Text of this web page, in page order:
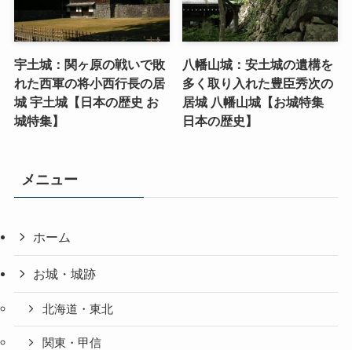
宇土城：関ヶ原の戦いで敗
れた西軍の将小西行長の居
城 宇土城【日本の歴史 お
城特集】
八幡山城：安土城の遺構を
多く取り入れた豊臣秀次の
居城 八幡山城【お城特集
日本の歴史】
メニュー
ホーム
お城・城跡
北海道・東北
関東・甲信